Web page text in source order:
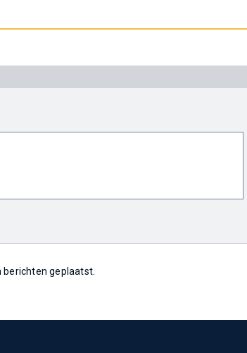
berichten geplaatst.